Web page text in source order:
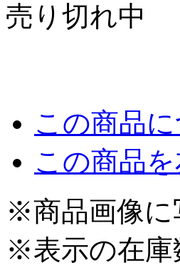
売り切れ中
この商品
この商品
※商品画像に
※表示の在庫